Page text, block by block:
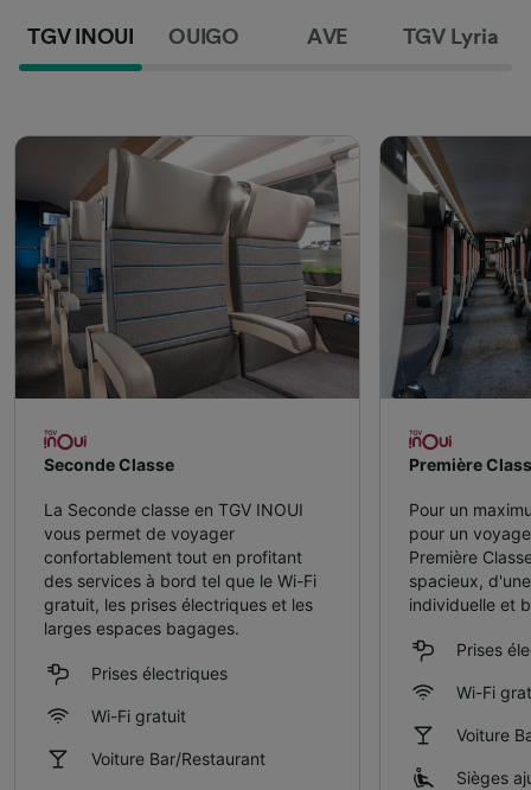
TGV INOUI OUIGO AVE TGV Lyria
Seconde Classe
La Seconde classe en TGV INOUI
vous permet de voyager
confortablement tout en profitant
des services à bord tel que le Wi-Fi
gratuit, les prises électriques et les
larges espaces bagages.
Prises électriques
Wi-Fi gratuit
Voiture Bar/Restaurant
Première
Pour un
pour un
Première
spacieux,
individuelle et
Prises
Wi-Fi
Voiture
Sièges